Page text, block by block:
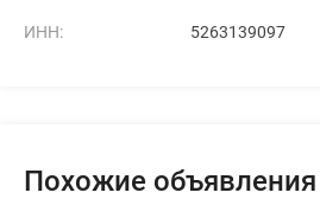
ИНН: 5263139097
Похожие объявления